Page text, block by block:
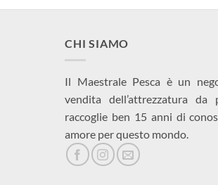
CHI SIAMO
Il Maestrale Pesca è un
vendita dell’attrezzatura
raccoglie ben 15 anni di
amore per questo mondo.